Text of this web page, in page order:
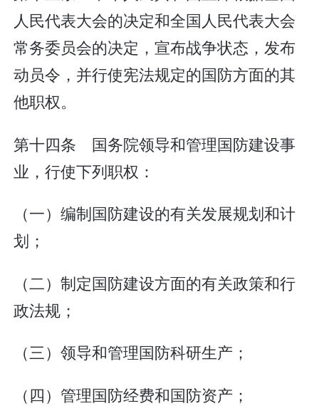
人民代表大会的决定和全国人民代表大会
常务委员会的决定，宣布战争状态，发布
动员令，并行使宪法规定的国防方面的其
他职权。
第十四条 国务院领导和管理国防建设事
业，行使下列职权：
（一）编制国防建设的有关发展规划和计
划；
（二）制定国防建设方面的有关政策和行
政法规；
（三）领导和管理国防科研生产；
（四）管理国防经费和国防资产；